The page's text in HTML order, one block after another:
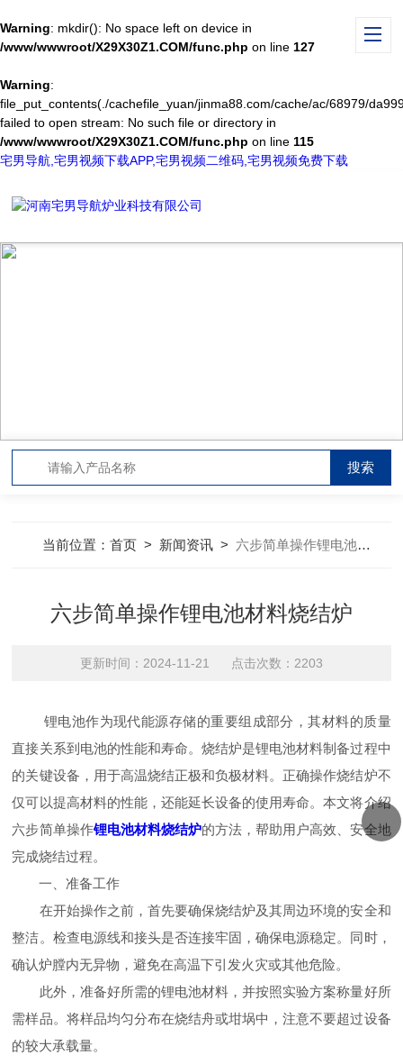
Warning: mkdir(): No space left on device in
/www/wwwroot/X29X30Z1.COM/func.php on line 127
Warning:
file_put_contents(./cachefile_yuan/jinma88.com/cache/ac/68979/
failed to open stream: No such file or directory in
/www/wwwroot/X29X30Z1.COM/func.php on line 115
宅男导航,宅男视频下载APP,宅男视频二维码,宅男视频免费下载
当前位置：首页 > 新闻资讯 > 六步简单操作锂电池材料烧结炉
六步简单操作锂电池材料烧结炉
更新时间：2024-11-21 点击次数：2203
锂电池作为现代能源存储的重要组成部分，其材料的质量
直接关系到电池的性能和寿命。烧结炉是锂电池材料制备过程中
的关键设备，用于高温烧结正极和负极材料。正确操作烧结炉不
仅可以提高材料的性能，还能延长设备的使用寿命。本文将介绍
六步简单操作锂电池材料烧结炉的方法，帮助用户高效、安全地
完成烧结过程。
一、准备工作
在开始操作之前，首先要确保烧结炉及其周边环境的安全和
整洁。检查电源线和接头是否连接牢固，确保电源稳定。同时，
确认炉膛内无异物，避免在高温下引发火灾或其他危险。
此外，准备好所需的锂电池材料，并按照实验方案称量好所
需样品。将样品均匀分布在烧结舟或坩埚中，注意不要超过设备
的较大承载量。